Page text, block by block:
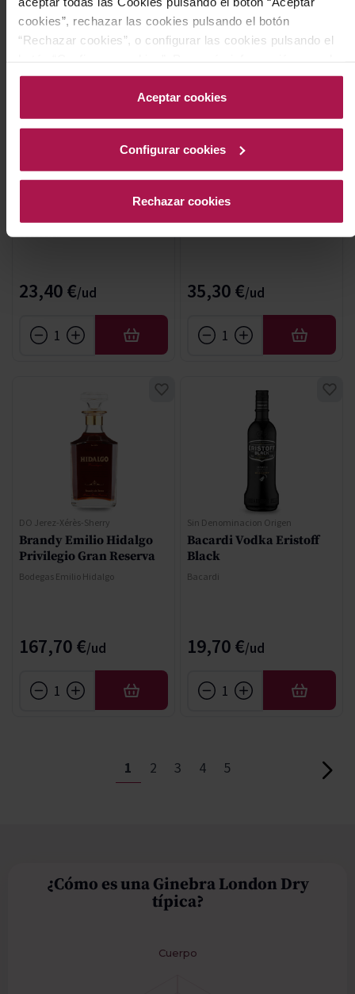
cookies”, rechazar las cookies pulsando el botón
“Rechazar cookies”, o configurar las cookies pulsando el
a nuestra Política de Cookies.Para más información
Política de Cookies
Aceptar cookies
Configurar cookies
Rechazar cookies
Can Rich Licor Hierbas
Bodegas Y Viñedos Can Rich de
23,40 €
AÑADIR
Canadian Iceberg Gin
Canadian Iceberg Vodka
35,30 €
AÑADIR
DO Jerez-Xérès-Sherry
Brandy Emilio Hidalgo
Privilegio Gran Reserva
Bodegas Emilio Hidalgo
167,70 €
AÑADIR
Sin Denominacion Origen
Bacardi Vodka Eristoff
Black
Bacardi
19,70 €
AÑADIR
Actualmente estás leyendo página
1 Página
2 Página
3 Página
4 Página
5 Página
¿Cómo es una Ginebra London Dry
típica?
Cuerpo